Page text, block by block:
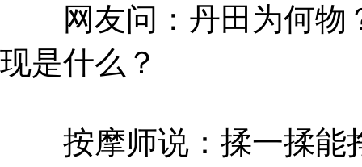
网友问：丹田为何物
现是什么？
按摩师说：揉一揉能